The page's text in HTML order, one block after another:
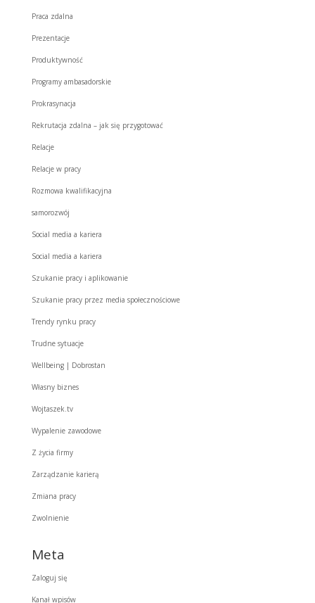
Praca zdalna
Prezentacje
Produktywność
Programy ambasadorskie
Prokrasynacja
Rekrutacja zdalna – jak się przygotować
Relacje
Relacje w pracy
Rozmowa kwalifikacyjna
samorozwój
Social media a kariera
Social media a kariera
Szukanie pracy i aplikowanie
Szukanie pracy przez media społecznościowe
Trendy rynku pracy
Trudne sytuacje
Wellbeing | Dobrostan
Własny biznes
Wojtaszek.tv
Wypalenie zawodowe
Z życia firmy
Zarządzanie karierą
Zmiana pracy
Zwolnienie
Meta
Zaloguj się
Kanał wpisów